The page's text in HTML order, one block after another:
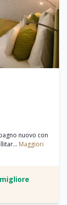
nuovo con
Maggiori